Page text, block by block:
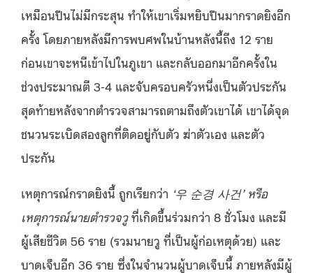
เหมือนปืนไม่มีกระสุน ทำให้เขาเริ่มหยิบปืนมากราดยิงอีก
ครั้ง โดยภายหลังมีการพบศพในบ้านหลังนี้ถึง 12 ราย
ก่อนเขาจะหนีเข้าไปในภูเขา และกลับออกมาอีกครั้งใน
ช่วงประมาณตี 3-4 และจับครอบครัวหนึ่งเป็นตัวประกัน
สุดท้ายหลังจากตำรวจสามารถตามถึงตัวเขาได้ เขาได้จุด
ชนวนระเบิดสองลูกที่ติดอยู่กับตัว ฆ่าตัวเอง และตัว
ประกัน
เหตุการณ์กราดยิงนี้ ถูกเรียกว่า ‘우 순경 사건’ หรือ
เหตุการณ์นายตำรวจวูที่เกิดขึ้นร่วมกว่า 8 ชั่วโมง และมี
ผู้เสียชีวิต 56 ราย (รวมนายวู ที่เป็นผู้ก่อเหตุด้วย) และ
บาดเจ็บอีก 36 ราย ซึ่งในจำนวนผู้บาดเจ็บนี้ ภายหลังมีผู้